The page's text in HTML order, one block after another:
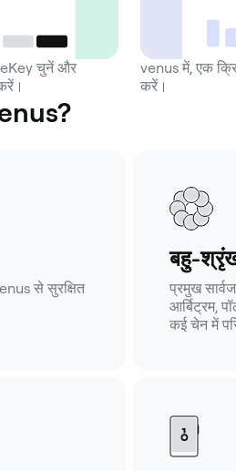
चुनें और
venus में, एक
करें।
से सुरक्षित
बहु-
प्रमुख
आर्बिट्रम,
कई चेन में